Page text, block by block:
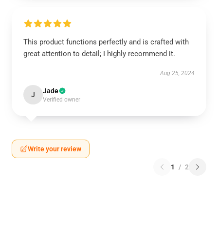
This product functions perfectly and is crafted with
great attention to detail; I highly recommend it.
Aug 25, 2024
J Jade
Verified owner
Write your review
1 / 2